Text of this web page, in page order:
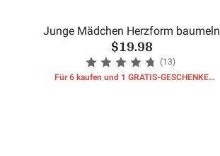
Junge Mädchen Herzform baumeln
$19.98
(13)
Für 6 kaufen und 1 GRATIS-GESCHENKE